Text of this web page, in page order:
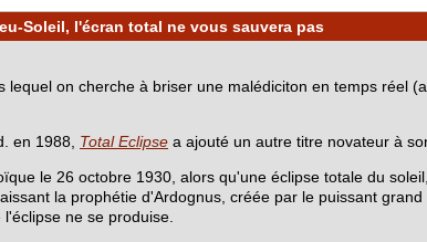
Soleil, l'écran total ne vous sauvera pas
lequel on cherche à briser une malédiciton en temps réel
en 1988, Total Eclipse a ajouté un autre titre novateur à
le 26 octobre 1930, alors qu'une éclipse totale du
la prophétie d'Ardognus, créée par le puissant
ne se produise.